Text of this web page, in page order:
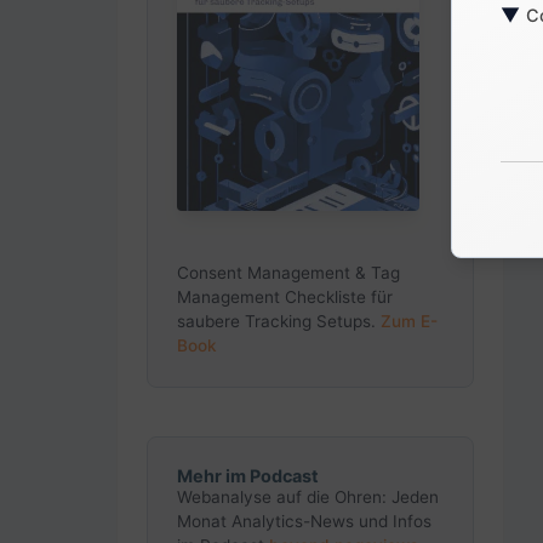
Consent Management & Tag
Management Checkliste für
saubere Tracking Setups. Zum E-
Book
Mehr im Podcast
Webanalyse auf die Ohren: Jeden
Monat Analytics-News und Infos
▼